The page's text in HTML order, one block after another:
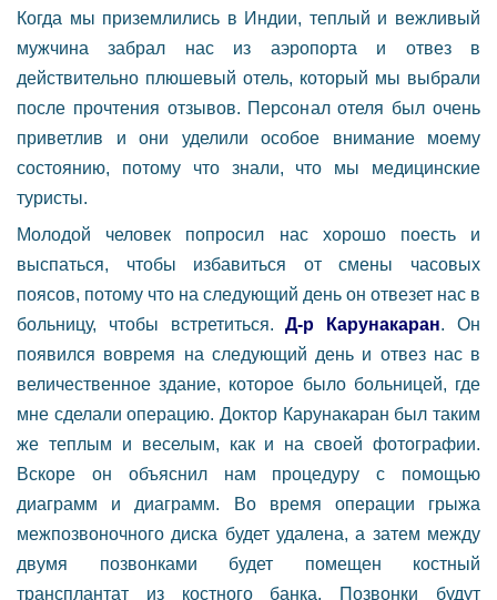
Когда мы приземлились в Индии, теплый и вежливый
мужчина забрал нас из аэропорта и отвез в
действительно плюшевый отель, который мы выбрали
после прочтения отзывов. Персонал отеля был очень
приветлив и они уделили особое внимание моему
состоянию, потому что знали, что мы медицинские
туристы.
Молодой человек попросил нас хорошо поесть и
выспаться, чтобы избавиться от смены часовых
поясов, потому что на следующий день он отвезет нас в
больницу, чтобы встретиться.Д-р Карунакаран. Он
появился вовремя на следующий день и отвез нас в
величественное здание, которое было больницей, где
мне сделали операцию. Доктор Карунакаран был таким
же теплым и веселым, как и на своей фотографии.
Вскоре он объяснил нам процедуру с помощью
диаграмм и диаграмм. Во время операции грыжа
межпозвоночного диска будет удалена, а затем между
двумя позвонками будет помещен костный
трансплантат из костного банка. Позвонки будут